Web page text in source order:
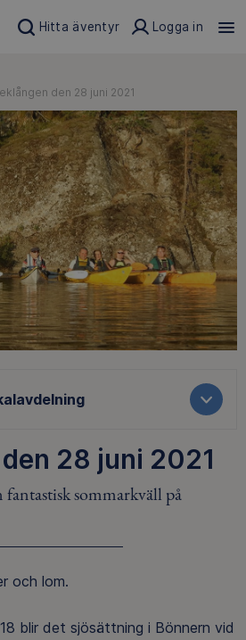
Hitta äventyr Logga in
den 28 juni 2021
28 juni 2021
fantastisk sommarkväll på
och lom.
blir det sjösättning i Bönnern vid